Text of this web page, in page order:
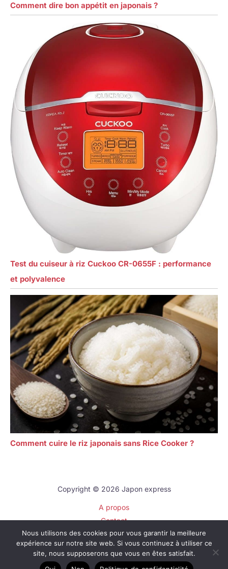
Comment dire bon appétit en japonais ?
Test du cuiseur à riz Cuckoo CR-0655F : performance
et polyvalence
Comment cuire le riz japonais sans Rice Cooker ?
Copyright © 2026 Japon express
A propos
Contact
Plan du site
Mentions légales
Politique de confidentialité
Nous utilisons des cookies pour vous garantir la meilleure
expérience sur notre site web. Si vous continuez à utiliser ce
site, nous supposerons que vous en êtes satisfait.